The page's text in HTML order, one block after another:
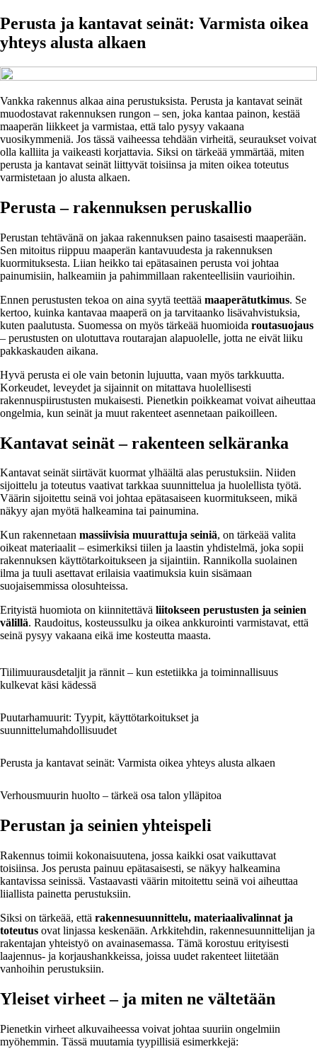
Perusta ja kantavat seinät: Varmista oikea
yhteys alusta alkaen
Vankka rakennus alkaa aina perustuksista. Perusta ja kantavat seinät
muodostavat rakennuksen rungon – sen, joka kantaa painon, kestää
maaperän liikkeet ja varmistaa, että talo pysyy vakaana
vuosikymmeniä. Jos tässä vaiheessa tehdään virheitä, seuraukset voivat
olla kalliita ja vaikeasti korjattavia. Siksi on tärkeää ymmärtää, miten
perusta ja kantavat seinät liittyvät toisiinsa ja miten oikea toteutus
varmistetaan jo alusta alkaen.
Perusta – rakennuksen peruskallio
Perustan tehtävänä on jakaa rakennuksen paino tasaisesti maaperään.
Sen mitoitus riippuu maaperän kantavuudesta ja rakennuksen
kuormituksesta. Liian heikko tai epätasainen perusta voi johtaa
painumisiin, halkeamiin ja pahimmillaan rakenteellisiin vaurioihin.
Ennen perustusten tekoa on aina syytä teettää maaperätutkimus. Se
kertoo, kuinka kantavaa maaperä on ja tarvitaanko lisävahvistuksia,
kuten paalutusta. Suomessa on myös tärkeää huomioida routasuojaus
– perustusten on ulotuttava routarajan alapuolelle, jotta ne eivät liiku
pakkaskauden aikana.
Hyvä perusta ei ole vain betonin lujuutta, vaan myös tarkkuutta.
Korkeudet, leveydet ja sijainnit on mitattava huolellisesti
rakennuspiirustusten mukaisesti. Pienetkin poikkeamat voivat aiheuttaa
ongelmia, kun seinät ja muut rakenteet asennetaan paikoilleen.
Kantavat seinät – rakenteen selkäranka
Kantavat seinät siirtävät kuormat ylhäältä alas perustuksiin. Niiden
sijoittelu ja toteutus vaativat tarkkaa suunnittelua ja huolellista työtä.
Väärin sijoitettu seinä voi johtaa epätasaiseen kuormitukseen, mikä
näkyy ajan myötä halkeamina tai painumina.
Kun rakennetaan massiivisia muurattuja seiniä, on tärkeää valita
oikeat materiaalit – esimerkiksi tiilen ja laastin yhdistelmä, joka sopii
rakennuksen käyttötarkoitukseen ja sijaintiin. Rannikolla suolainen
ilma ja tuuli asettavat erilaisia vaatimuksia kuin sisämaan
suojaisemmissa olosuhteissa.
Erityistä huomiota on kiinnitettävä liitokseen perustusten ja seinien
välillä. Raudoitus, kosteussulku ja oikea ankkurointi varmistavat, että
seinä pysyy vakaana eikä ime kosteutta maasta.
Tiilimuurausdetaljit ja rännit – kun estetiikka ja toiminnallisuus
kulkevat käsi kädessä
Puutarhamuurit: Tyypit, käyttötarkoitukset ja
suunnittelumahdollisuudet
Perusta ja kantavat seinät: Varmista oikea yhteys alusta alkaen
Verhousmuurin huolto – tärkeä osa talon ylläpitoa
Perustan ja seinien yhteispeli
Rakennus toimii kokonaisuutena, jossa kaikki osat vaikuttavat
toisiinsa. Jos perusta painuu epätasaisesti, se näkyy halkeamina
kantavissa seinissä. Vastaavasti väärin mitoitettu seinä voi aiheuttaa
liiallista painetta perustuksiin.
Siksi on tärkeää, että rakennesuunnittelu, materiaalivalinnat ja
toteutus ovat linjassa keskenään. Arkkitehdin, rakennesuunnittelijan ja
rakentajan yhteistyö on avainasemassa. Tämä korostuu erityisesti
laajennus- ja korjaushankkeissa, joissa uudet rakenteet liitetään
vanhoihin perustuksiin.
Yleiset virheet – ja miten ne vältetään
Pienetkin virheet alkuvaiheessa voivat johtaa suuriin ongelmiin
myöhemmin. Tässä muutamia tyypillisiä esimerkkejä: